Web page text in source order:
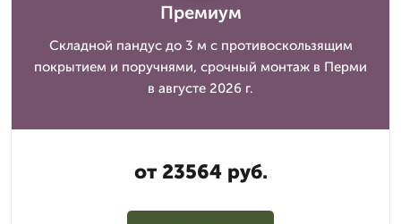
Премиум
Складной пандус до 3 м с противоскользящим
покрытием и поручнями, срочный монтаж в Перми
в августе 2026 г.
от 23564 руб.